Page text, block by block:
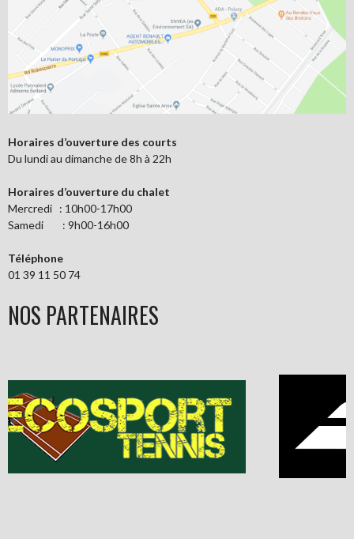
Horaires d’ouverture des courts
Du lundi au dimanche de 8h à 22h
Horaires d’ouverture du chalet
Mercredi : 10h00-17h00
Samedi : 9h00-16h00
Téléphone
01 39 11 50 74
NOS PARTENAIRES